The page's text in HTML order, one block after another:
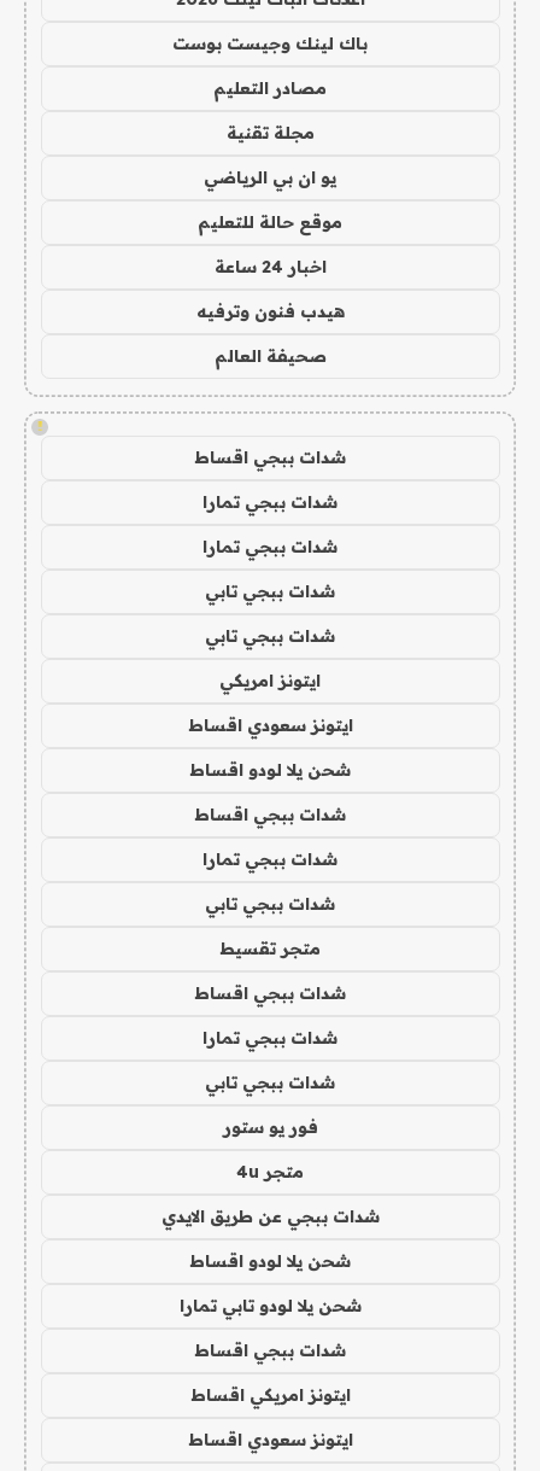
باك لينك وجيست بوست
مصادر التعليم
مجلة تقنية
يو ان بي الرياضي
موقع حالة للتعليم
اخبار 24 ساعة
هيدب فنون وترفيه
صحيفة العالم
!
شدات ببجي اقساط
شدات ببجي تمارا
شدات ببجي تمارا
شدات ببجي تابي
شدات ببجي تابي
ايتونز امريكي
ايتونز سعودي اقساط
شحن يلا لودو اقساط
شدات ببجي اقساط
شدات ببجي تمارا
شدات ببجي تابي
متجر تقسيط
شدات ببجي اقساط
شدات ببجي تمارا
شدات ببجي تابي
فور يو ستور
متجر 4u
شدات ببجي عن طريق الايدي
شحن يلا لودو اقساط
شحن يلا لودو تابي تمارا
شدات ببجي اقساط
ايتونز امريكي اقساط
ايتونز سعودي اقساط